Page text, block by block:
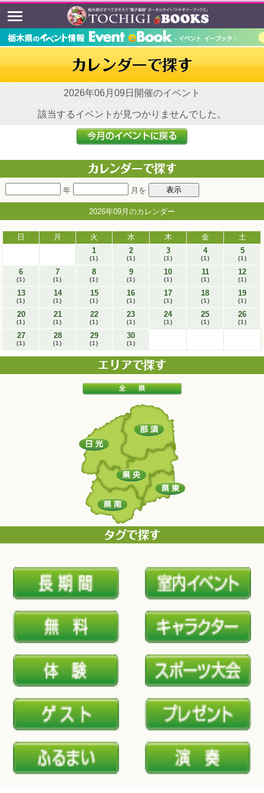
2026年06月09日開催のイベント
該当するイベントが見つかりませんでした。
年 月を
2026年09月のカレンダー
日 月 火 水 木 金
土
1
(1)
2
(1)
3
(1)
4
(1)
5
(1)
6
(1)
7
(1)
8
(1)
9
(1)
10
(1)
11
(1)
12
(1)
13
(1)
14
(1)
15
(1)
16
(1)
17
(1)
18
(1)
19
(1)
20
(1)
21
(1)
22
(1)
23
(1)
24
(1)
25
(1)
26
(1)
27
(1)
28
(1)
29
(1)
30
(1)